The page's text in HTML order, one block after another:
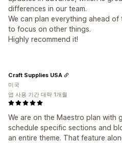
differences in our team.
We can plan everything ahead of
to focus on other things.
Highly recommend it!
We are on the Maestro plan with
schedule specific sections and
an entire theme. That feature
Craft Supplies USA
미국
앱 사용 기간 대략 1개월